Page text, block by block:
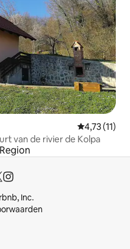
Gemiddelde
4,73 (11)
van de rivier de Kolpa
Inc.